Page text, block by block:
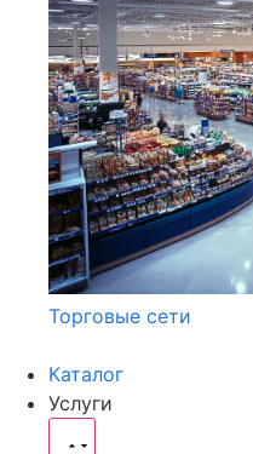
Торговые сети
Каталог
Услуги